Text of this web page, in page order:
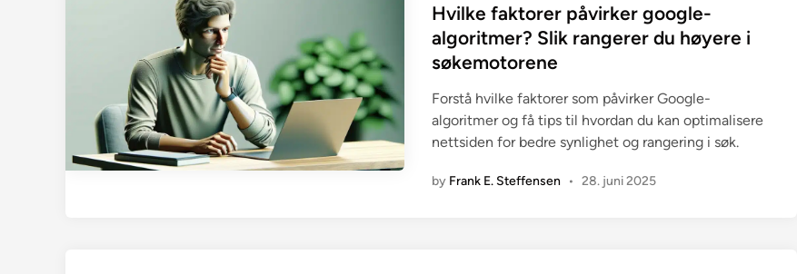
s
t
d
i
n
Hvilke faktorer påvirker google-
algoritmer? Slik rangerer du høyere i
søkemotorene
Forstå hvilke faktorer som påvirker Google-
algoritmer og få tips til hvordan du kan optimalisere
nettsiden for bedre synlighet og rangering i søk.
by Frank E. Steffensen • 28. juni 2025